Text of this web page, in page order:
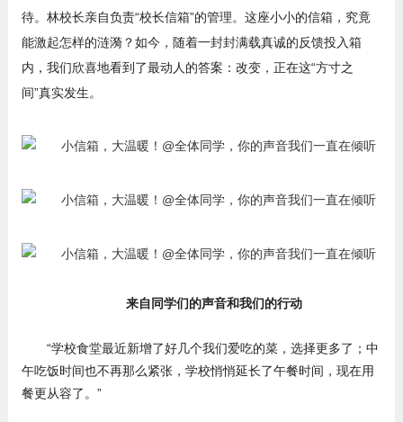
待。林校长亲自负责“校长信箱”的管理。这座小小的信箱，究竟
能激起怎样的涟漪？如今，随着一封封满载真诚的反馈投入箱
内，我们欣喜地看到了最动人的答案：改变，正在这“方寸之
间”真实发生。
来自同学们的声音和我们的行动
“学校食堂最近新增了好几个我们爱吃的菜，选择更多了；中
午吃饭时间也不再那么紧张，学校悄悄延长了午餐时间，现在用
餐更从容了。”